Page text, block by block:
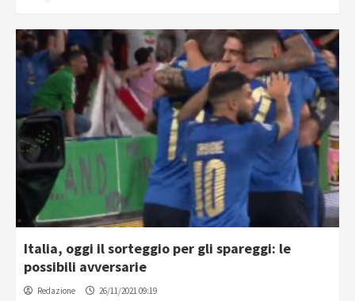
Italia, oggi il sorteggio per gli spareggi: le
possibili avversarie
Redazione 26/11/2021 09:19